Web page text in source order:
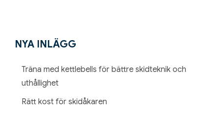
NYA INLÄGG
Träna med kettlebells för bättre skidteknik och
uthållighet
Rätt kost för skidåkaren